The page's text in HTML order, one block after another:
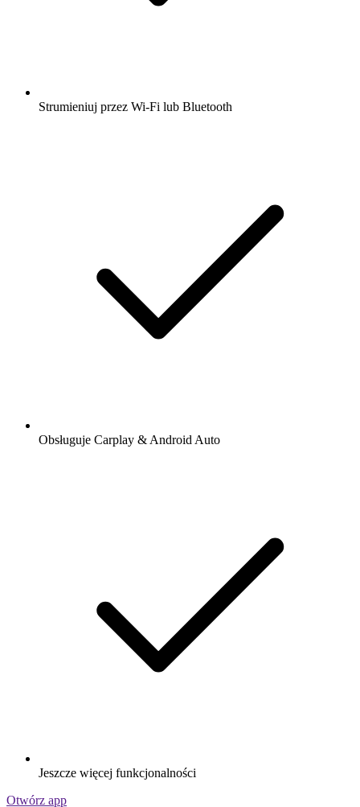
Strumieniuj przez Wi-Fi lub Bluetooth
Obsługuje Carplay & Android Auto
Jeszcze więcej funkcjonalności
Otwórz app